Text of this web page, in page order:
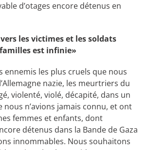
d’otages encore détenus en
les victimes et les soldats
est infinie»
ennemis les plus cruels que nous
nazie, les meurtriers du
violenté, violé, décapité, dans un
nous n’avions jamais connu, et ont
femmes et enfants, dont
détenus dans la Bande de Gaza
innommables. Nous souhaitons